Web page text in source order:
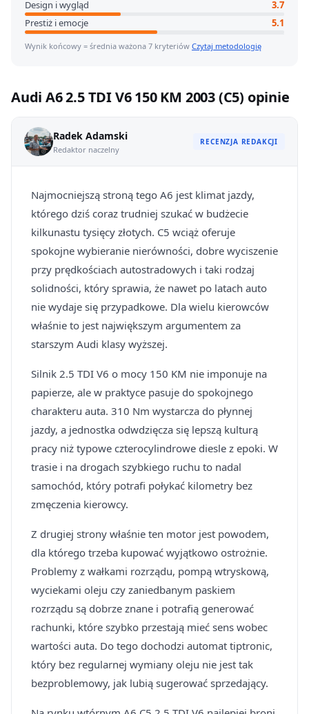
Design i wygląd
3.7
Prestiż i emocje
5.1
Wynik końcowy = średnia ważona 7 kryteriów Czytaj metodologię
Audi A6 2.5 TDI V6 150 KM 2003 (C5) opinie
Radek Adamski
Redaktor naczelny
RECENZJA REDAKCJI
Najmocniejszą stroną tego A6 jest klimat jazdy,
którego dziś coraz trudniej szukać w budżecie
kilkunastu tysięcy złotych. C5 wciąż oferuje
spokojne wybieranie nierówności, dobre wyciszenie
przy prędkościach autostradowych i taki rodzaj
solidności, który sprawia, że nawet po latach auto
nie wydaje się przypadkowe. Dla wielu kierowców
właśnie to jest największym argumentem za
starszym Audi klasy wyższej.
Silnik 2.5 TDI V6 o mocy 150 KM nie imponuje na
papierze, ale w praktyce pasuje do spokojnego
charakteru auta. 310 Nm wystarcza do płynnej
jazdy, a jednostka odwdzięcza się lepszą kulturą
pracy niż typowe czterocylindrowe diesle z epoki. W
trasie i na drogach szybkiego ruchu to nadal
samochód, który potrafi połykać kilometry bez
zmęczenia kierowcy.
Z drugiej strony właśnie ten motor jest powodem,
dla którego trzeba kupować wyjątkowo ostrożnie.
Problemy z wałkami rozrządu, pompą wtryskową,
wyciekami oleju czy zaniedbanym paskiem
rozrządu są dobrze znane i potrafią generować
rachunki, które szybko przestają mieć sens wobec
wartości auta. Do tego dochodzi automat tiptronic,
który bez regularnej wymiany oleju nie jest tak
bezproblemowy, jak lubią sugerować sprzedający.